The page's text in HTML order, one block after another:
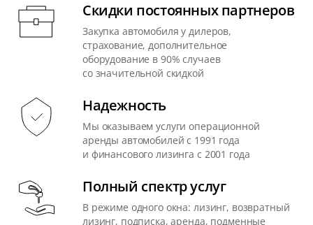
Скидки постоянных партнеров
Закупка автомобиля у дилеров,
страхование, дополнительное
оборудование в 90% случаев
со значительной скидкой
Надежность
Мы оказываем услуги операционной
аренды автомобилей с 1991 года
и финансового лизинга с 2001 года
Полный спектр услуг
В режиме одного окна: лизинг, возвратный
лизинг, подписка, аренда, подменные